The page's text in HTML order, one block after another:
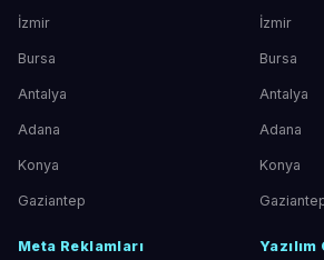
İzmir
Bursa
Antalya
Adana
Konya
Gaziantep
İzmir
Bursa
Antalya
Adana
Konya
Meta Reklamları